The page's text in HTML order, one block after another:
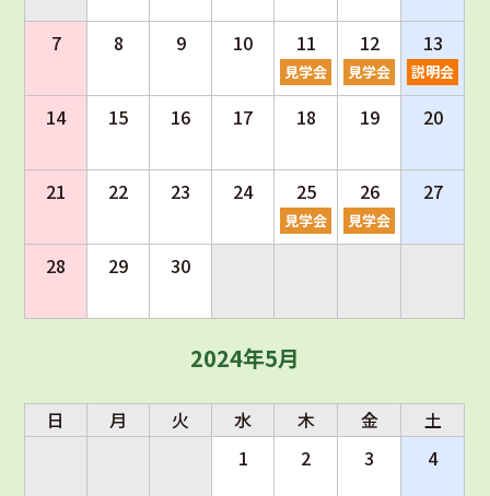
7 8 9 10 11
見学会
12
見学会
13
説明会
14 15 16 17 18 19 20
21 22 23 24 25
見学会
26
見学会
27
28 29 30
2024年5月
日 月 火 水 木 金
土
1
2 3 4